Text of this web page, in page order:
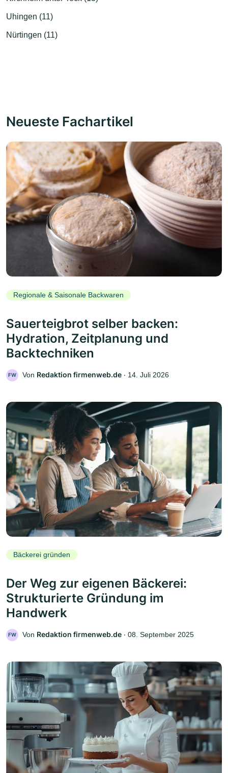
Uhingen (11)
Nürtingen (11)
Neueste Fachartikel
Regionale & Saisonale Backwaren
Sauerteigbrot selber backen:
Hydration, Zeitplanung und
Backtechniken
FW Von Redaktion firmenweb.de ‧ 14. Juli 2026
Bäckerei gründen
Der Weg zur eigenen Bäckerei:
Strukturierte Gründung im
Handwerk
FW Von Redaktion firmenweb.de ‧ 08. September 2025